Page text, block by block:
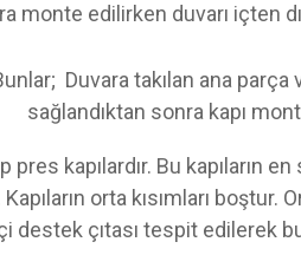
monte edilirken duvarı içten
Duvara takılan ana
sağlandıktan sonra kapı
pres kapılardır. Bu
Kapıların orta kısımları
destek çıtası tespit edilerek